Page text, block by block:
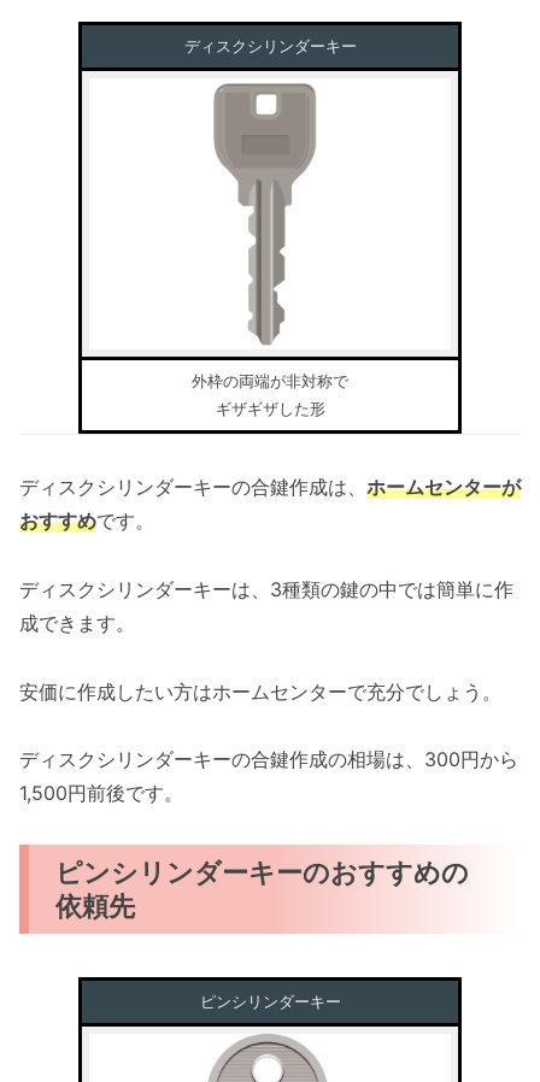
ディスクシリンダーキー
外枠の両端が非対称で
ギザギザした形
ディスクシリンダーキーの合鍵作成は、 ホームセンターが
おすすめです。
ディスクシリンダーキーは、3種類の鍵の中では簡単に作
成できます。
安価に作成したい方はホームセンターで充分でしょう。
ディスクシリンダーキーの合鍵作成の相場は、300円から
1,500円前後です。
ピンシリンダーキーのおすすめの
依頼先
ピンシリンダーキー